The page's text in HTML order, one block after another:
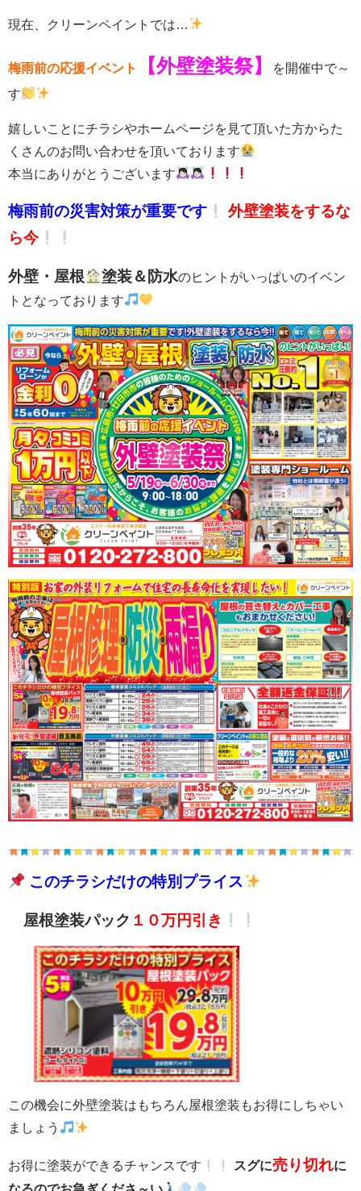
現在、クリーンペイントでは…
梅雨前の応援イベント 【外壁塗装祭】
を開催中で～
す
嬉しいことにチラシやホームページを見て頂いた方からた
くさんのお問い合わせを頂いております
本当にありがとうございます
梅雨前の災害対策が重要です
外壁塗装をするな
ら今
外壁・屋根 塗装＆防水のヒントがいっぱいのイベン
トとなっております
このチラシだけの特別プライス
屋根塗装パック １０万円引き
この機会に外壁塗装はもちろん屋根塗装もお得にしちゃい
ましょう
お得に塗装ができるチャンスです スグに売り切れに